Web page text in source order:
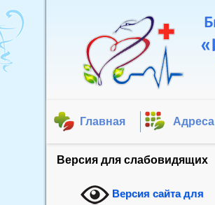
Главная Адреса
Версия для слабовидящих
Версия сайта для